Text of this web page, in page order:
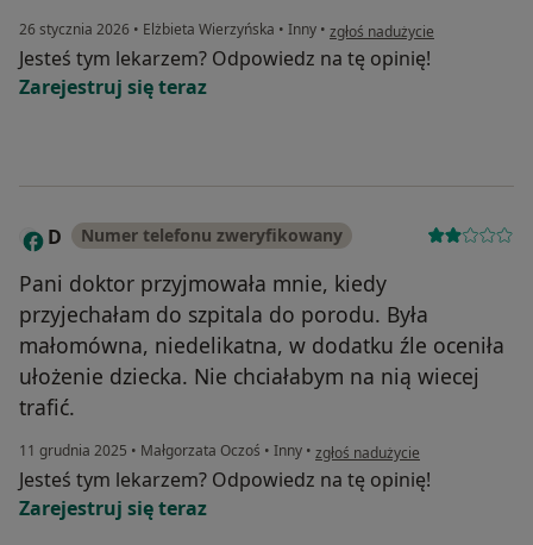
26 stycznia 2026 • Elżbieta Wierzyńska • Inny • w opinii użytkownika Anna
zgłoś nadużycie
Jesteś tym lekarzem? Odpowiedz na tę opinię!
Zarejestruj się teraz
D Numer telefonu zweryfikowany
Pani doktor przyjmowała mnie, kiedy
przyjechałam do szpitala do porodu. Była
małomówna, niedelikatna, w dodatku źle oceniła
ułożenie dziecka. Nie chciałabym na nią wiecej
trafić.
11 grudnia 2025 • Małgorzata Oczoś • Inny • w opinii użytkownika D
zgłoś nadużycie
Jesteś tym lekarzem? Odpowiedz na tę opinię!
Zarejestruj się teraz